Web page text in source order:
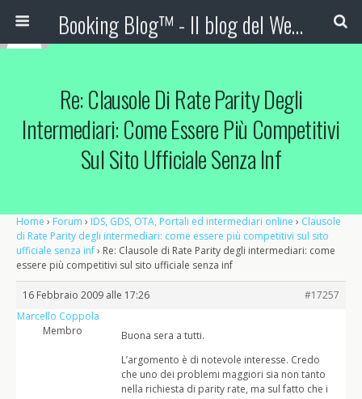
Booking Blog™ - Il blog del Web Marketing Turistico
Re: Clausole Di Rate Parity Degli
Intermediari: Come Essere Più Competitivi
Sul Sito Ufficiale Senza Inf
Home › Forum › IDS, GDS, OTA, Portali ed intermediari online › Clausole
di Rate Parity degli intermediari: come essere più competitivi sul sito
ufficiale senza inf› Re: Clausole di Rate Parity degli intermediari: come
essere più competitivi sul sito ufficiale senza inf
16 Febbraio 2009 alle 17:26
#17257
Marcello Coppola
Membro
Buona sera a tutti.
L’argomento è di notevole interesse. Credo
che uno dei problemi maggiori sia non tanto
nella richiesta di parity rate, ma sul fatto che i